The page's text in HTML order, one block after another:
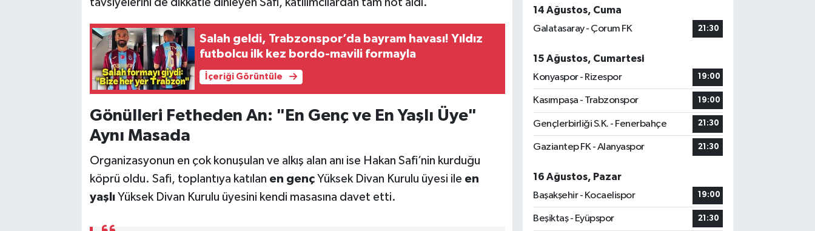
tavsiyelerini de dikkatle dinleyen Safi, katılımcılardan tam not aldı.
Salah geldi, Trabzonspor’da bayram havası! Yıldız
futbolcu ilk kez bordo-mavili formayla
İçeriği Görüntüle
Gönülleri Fetheden An: "En Genç ve En Yaşlı Üye"
Aynı Masada
Organizasyonun en çok konuşulan ve alkış alan anı ise Hakan Safi’nin kurduğu
köprü oldu. Safi, toplantıya katılan en gençYüksek Divan Kurulu üyesi ile en
yaşlıYüksek Divan Kurulu üyesini kendi masasına davet etti.
14 Ağustos, Cuma
Galatasaray - Çorum FK
21:30
15 Ağustos, Cumartesi
Konyaspor - Rizespor
19:00
Kasımpaşa - Trabzonspor 19:00
Gençlerbirliği S.K. - Fenerbahçe 21:30
Gaziantep FK - Alanyaspor 21:30
16 Ağustos, Pazar
Başakşehir - Kocaelispor
19:00
Beşiktaş - Eyüpspor 21:30